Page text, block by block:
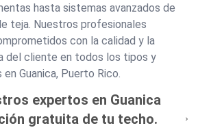
hasta sistemas avanzados de
teja. Nuestros profesionales
con la calidad y la
del cliente en todos los tipos y
Guanica, Puerto Rico.
expertos en Guanica
gratuita de tu techo.